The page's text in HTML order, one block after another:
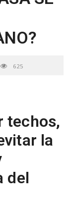
625
techos,
la
del